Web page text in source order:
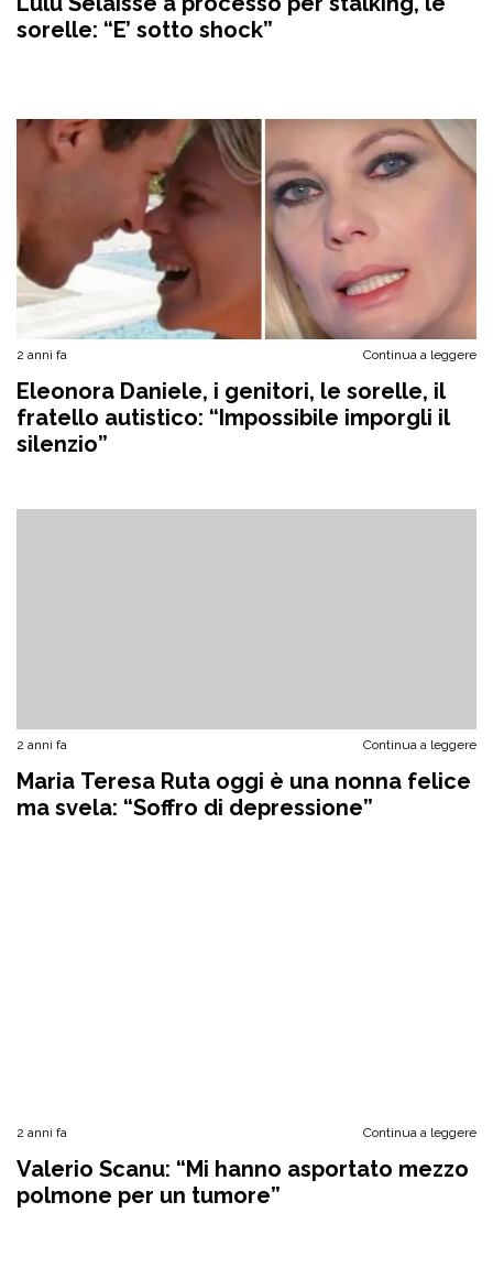
sorelle: “E’ sotto shock”
2 anni fa Continua a leggere
Eleonora Daniele, i genitori, le sorelle, il
fratello autistico: “Impossibile imporgli il
silenzio”
2 anni fa Continua a leggere
Maria Teresa Ruta oggi è una nonna felice
ma svela: “Soffro di depressione”
2 anni fa Continua a leggere
Valerio Scanu: “Mi hanno asportato mezzo
polmone per un tumore”